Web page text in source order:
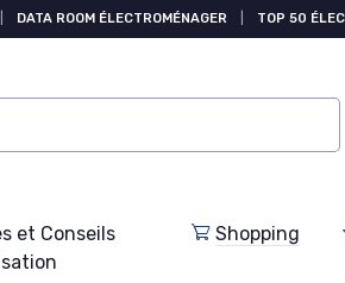
DATA ROOM ÉLECTROMÉNAGER TOP 50
et Conseils
Shopping